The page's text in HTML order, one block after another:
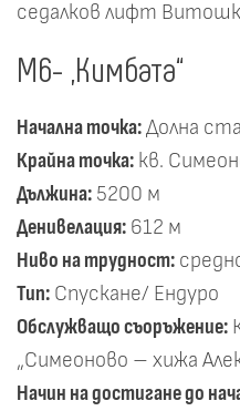
седалков лифт
М6- „Кимбата“
Начална точка: Долна
Крайна точка: кв.
Дължина: 5200 м
Денивелация: 612 м
Ниво на трудност:
Тип: Спускане/ Ендуро
Обслужващо съоръжение:
„Симеоново – хижа
Начин на достигане до